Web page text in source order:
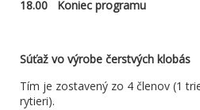
18.00 Koniec programu
Súťaž vo výrobe čerstvých klobás
Tím je zostavený zo 4 členov (1
rytieri).